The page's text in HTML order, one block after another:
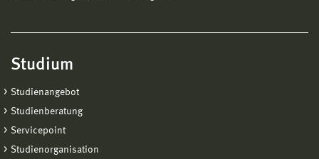
Studium
Studienangebot
Studienberatung
Servicepoint
Studienorganisation